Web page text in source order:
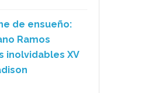
de ensueño:
Ramos
inolvidables XV